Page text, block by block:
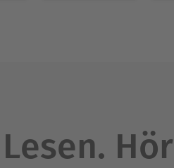
Lesen.